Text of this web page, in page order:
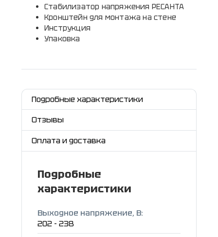
Стабилизатор напряжения РЕСАНТА
Кронштейн для монтажа на стене
Инструкция
Упаковка
Подробные характеристики
Отзывы
Оплата и доставка
Подробные
характеристики
Выходное напряжение, В:
202 - 238